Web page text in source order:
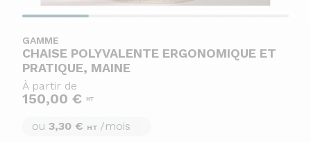
GAMME
CHAISE POLYVALENTE ERGONOMIQUE ET
PRATIQUE, MAINE
À partir de
150,00 € HT
ou 3,30 € HT /mois